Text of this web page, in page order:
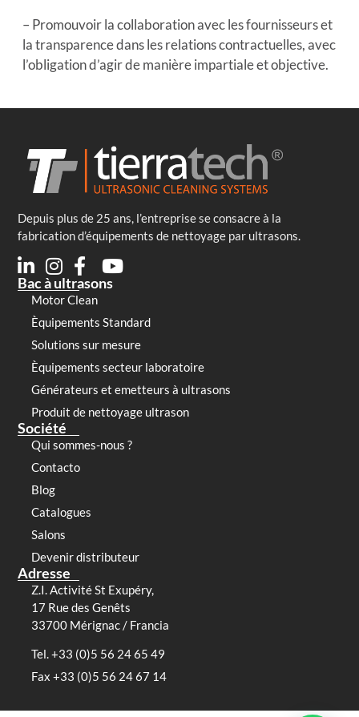
– Promouvoir la collaboration avec les fournisseurs et
la transparence dans les relations contractuelles, avec
l’obligation d’agir de manière impartiale et objective.
Depuis plus de 25 ans, l’entreprise se consacre à la
fabrication d’équipements de nettoyage par ultrasons.
Bac à ultrasons
Motor Clean
Èquipements Standard
Solutions sur mesure
Èquipements secteur laboratoire
Générateurs et emetteurs à ultrasons
Produit de nettoyage ultrason
Société
Qui sommes-nous ?
Contacto
Blog
Catalogues
Salons
Devenir distributeur
Adresse
Z.I. Activité St Exupéry,
17 Rue des Genêts
33700 Mérignac / Francia
Tel. +33 (0)5 56 24 65 49
Fax +33 (0)5 56 24 67 14